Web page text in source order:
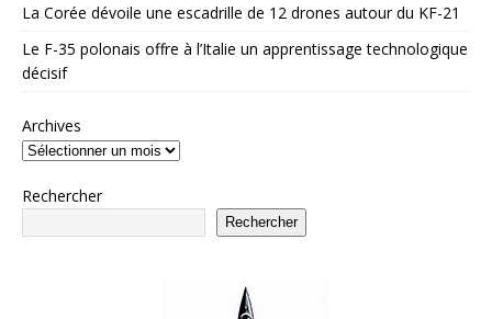
La Corée dévoile une escadrille de 12 drones autour du KF-21
Le F-35 polonais offre à l’Italie un apprentissage technologique
décisif
Archives
Rechercher
Rechercher